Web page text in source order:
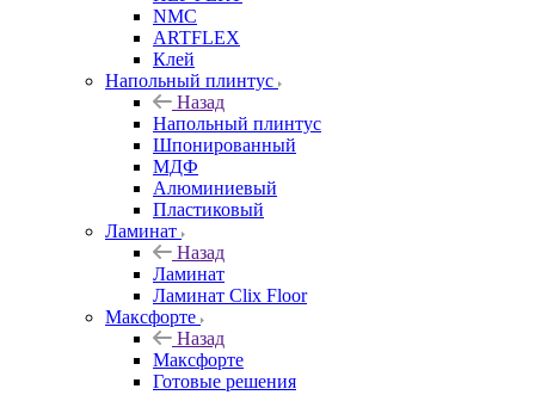
NMC
ARTFLEX
Клей
Напольный плинтус
Назад
Напольный плинтус
Шпонированный
МДФ
Алюминиевый
Пластиковый
Ламинат
Назад
Ламинат
Ламинат Clix Floor
Максфорте
Назад
Максфорте
Готовые решения